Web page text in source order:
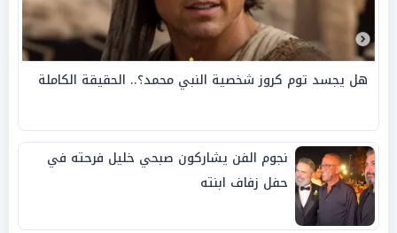
هل يجسد توم كروز شخصية النبي محمد؟.. الحقيقة الكاملة
نجوم الفن يشاركون صبحي خليل فرحته في
حفل زفاف ابنته